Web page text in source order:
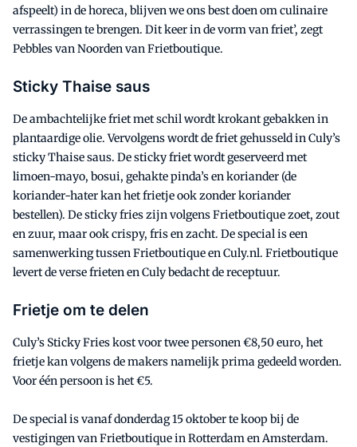
afspeelt) in de horeca, blijven we ons best doen om culinaire
verrassingen te brengen. Dit keer in de vorm van friet’, zegt
Pebbles van Noorden van Frietboutique.
Sticky Thaise saus
De ambachtelijke friet met schil wordt krokant gebakken in
plantaardige olie. Vervolgens wordt de friet gehusseld in Culy’s
sticky Thaise saus. De sticky friet wordt geserveerd met
limoen-mayo, bosui, gehakte pinda’s en koriander (de
koriander-hater kan het frietje ook zonder koriander
bestellen). De sticky fries zijn volgens Frietboutique zoet, zout
en zuur, maar ook crispy, fris en zacht. De special is een
samenwerking tussen Frietboutique en Culy.nl. Frietboutique
levert de verse frieten en Culy bedacht de receptuur.
Frietje om te delen
Culy’s Sticky Fries kost voor twee personen €8,50 euro, het
frietje kan volgens de makers namelijk prima gedeeld worden.
Voor één persoon is het €5.
De special is vanaf donderdag 15 oktober te koop bij de
vestigingen van Frietboutique in Rotterdam en Amsterdam.